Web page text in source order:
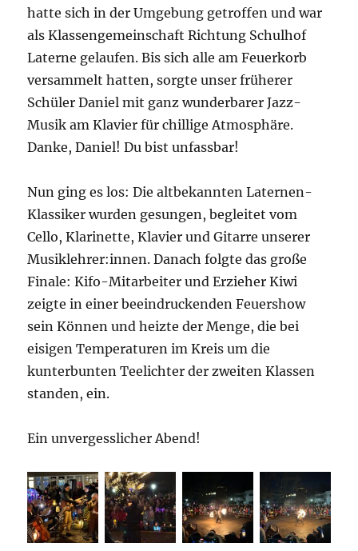
hatte sich in der Umgebung getroffen und war
als Klassengemeinschaft Richtung Schulhof
Laterne gelaufen. Bis sich alle am Feuerkorb
versammelt hatten, sorgte unser früherer
Schüler Daniel mit ganz wunderbarer Jazz-
Musik am Klavier für chillige Atmosphäre.
Danke, Daniel! Du bist unfassbar!
Nun ging es los: Die altbekannten Laternen-
Klassiker wurden gesungen, begleitet vom
Cello, Klarinette, Klavier und Gitarre unserer
Musiklehrer:innen. Danach folgte das große
Finale: Kifo-Mitarbeiter und Erzieher Kiwi
zeigte in einer beeindruckenden Feuershow
sein Können und heizte der Menge, die bei
eisigen Temperaturen im Kreis um die
kunterbunten Teelichter der zweiten Klassen
standen, ein.
Ein unvergesslicher Abend!